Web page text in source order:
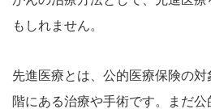
もしれません。
先進医療とは、公的医療保険の
階にある治療や手術です。まだ